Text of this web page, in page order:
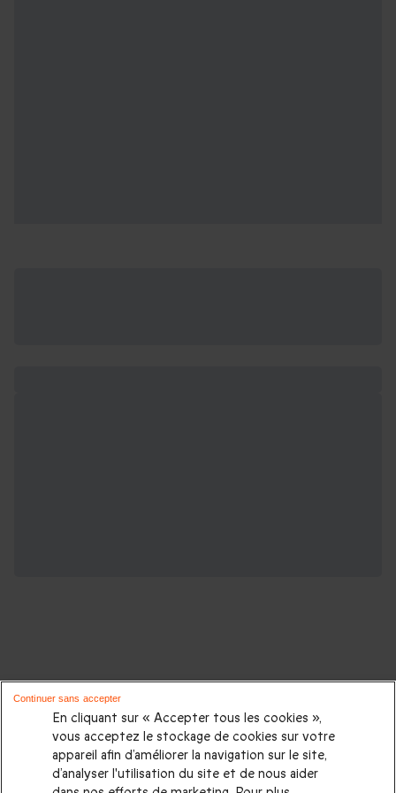
D'autres idées de cadeaux pour vos
proches :
Cadeaux d'anniversaire|Cadeaux femme|Cadeaux homme
En cliquant sur « Accepter tous les cookies »,
vous acceptez le stockage de cookies sur votre
appareil afin d’améliorer la navigation sur le site,
d’analyser l'utilisation du site et de nous aider
Continuer sans accepter